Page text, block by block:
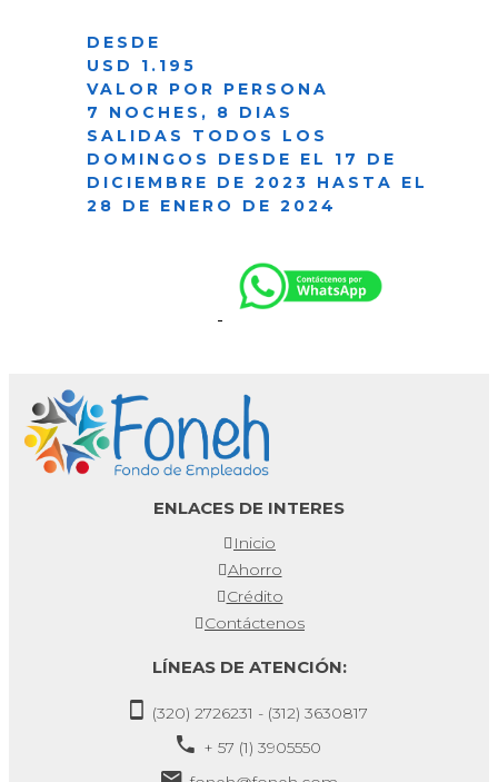
DESDE
USD 1.195
VALOR POR PERSONA
7 NOCHES, 8 DIAS
SALIDAS TODOS LOS
DOMINGOS DESDE EL 17 DE
DICIEMBRE DE 2023 HASTA EL
28 DE ENERO DE 2024
ENLACES DE INTERES
Inicio
Ahorro
Crédito
Contáctenos
LÍNEAS DE ATENCIÓN:
(320) 2726231 - (312) 3630817
+ 57 (1) 3905550